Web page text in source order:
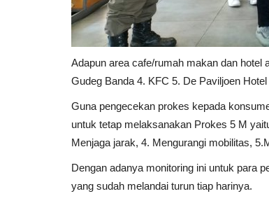
Adapun area cafe/rumah makan dan hotel
Gudeg Banda 4. KFC 5. De Paviljoen
Guna pengecekan prokes kepada
untuk tetap melaksanakan Prokes 5 M
Menjaga jarak, 4. Mengurangi mobilitas,
Dengan adanya monitoring ini untuk para
yang sudah melandai turun tiap harinya.